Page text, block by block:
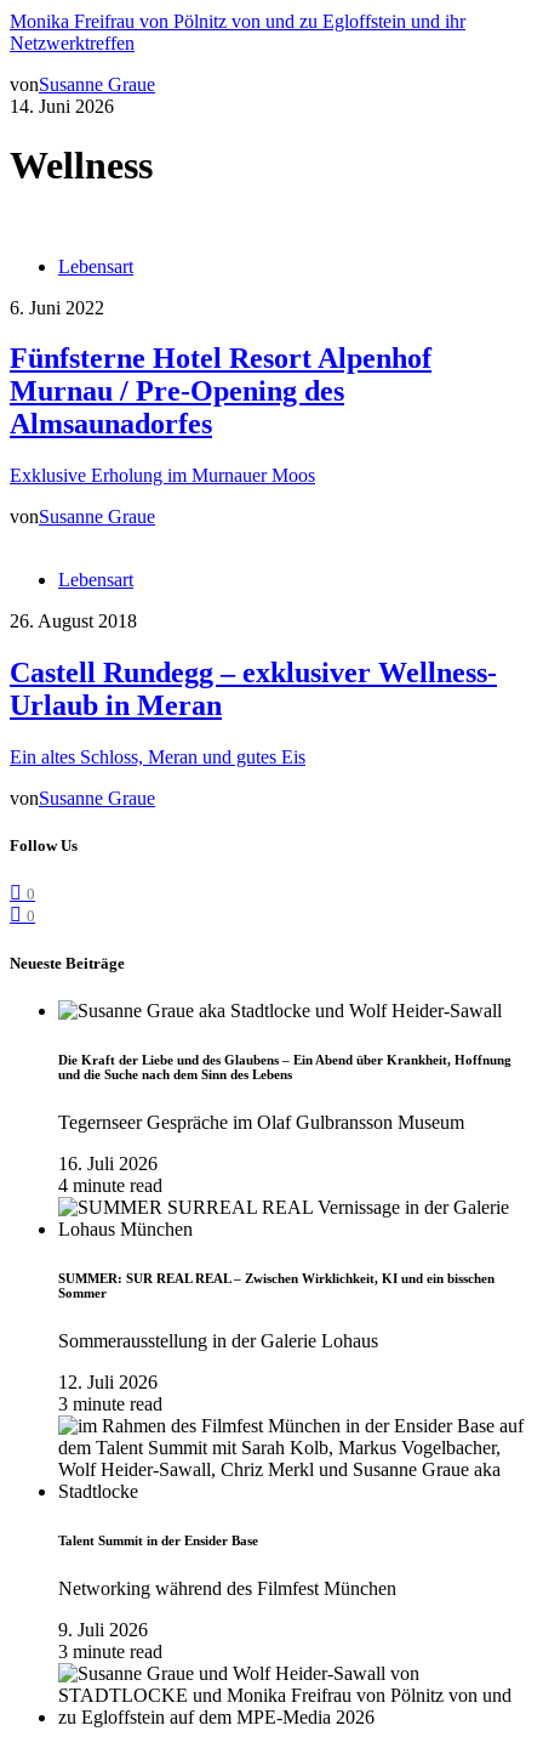
Monika Freifrau von Pölnitz von und zu Egloffstein und ihr
Netzwerktreffen
vonSusanne Graue
14. Juni 2026
Wellness
Lebensart
6. Juni 2022
Fünfsterne Hotel Resort Alpenhof
Murnau / Pre-Opening des
Almsaunadorfes
Exklusive Erholung im Murnauer Moos
vonSusanne Graue
Lebensart
26. August 2018
Castell Rundegg – exklusiver Wellness-
Urlaub in Meran
Ein altes Schloss, Meran und gutes Eis
vonSusanne Graue
Follow Us
0
0
Neueste Beiträge
Die Kraft der Liebe und des Glaubens – Ein Abend über Krankheit, Hoffnung
und die Suche nach dem Sinn des Lebens
Tegernseer Gespräche im Olaf Gulbransson Museum
16. Juli 2026
4 minute read
SUMMER: SUR REAL REAL – Zwischen Wirklichkeit, KI und ein bisschen
Sommer
Sommerausstellung in der Galerie Lohaus
12. Juli 2026
3 minute read
Talent Summit in der Ensider Base
Networking während des Filmfest München
9. Juli 2026
3 minute read